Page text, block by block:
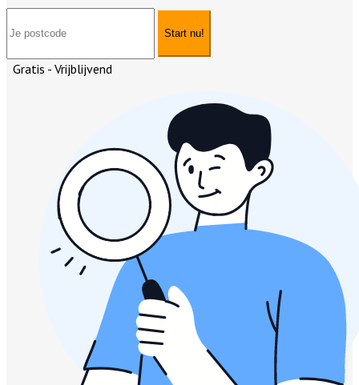
Start nu!
Gratis - Vrijblijvend